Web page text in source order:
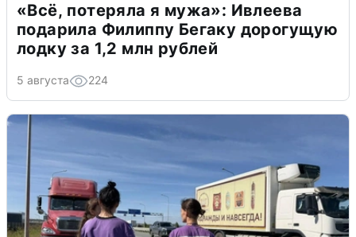
«Всё, потеряла я мужа»: Ивлеева
подарила Филиппу Бегаку дорогущую
лодку за 1,2 млн рублей
5 августа 224